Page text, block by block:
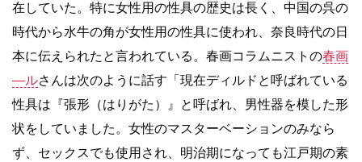
在していた。特に女性用の性具の歴史は長く、中国の呉の
時代から水牛の角が女性用の性具に使われ、奈良時代の日
本に伝えられたと言われている。春画コラムニストの春画
―ルさんは次のように話す「現在ディルドと呼ばれている
性具は『張形（はりがた）』と呼ばれ、男性器を模した形
状をしていました。女性のマスターベーションのみなら
ず、セックスでも使用され、明治期になっても江戸期の素